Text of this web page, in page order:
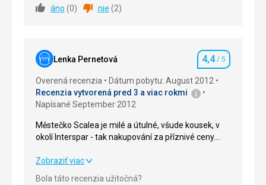
Ubytovanie
Služby 4,0/ 5
Cena 4,0
áno (0) nie (2)
Lenka Pernetová Hodnotenie
4,4/ 5
Overená recenzia
Dátum pobytu: August 2012
Recenzia vytvorená pred 3 a viac rokmi
Napísané September 2012
Městečko Scalea je milé a útulné, všude kousek, v
okolí Interspar - tak nakupování za příznivé ceny.
den nesvítilo sluníčko, tak jsme měli krásný stín i
přez den. Moře neskutečně čisté. Celkově jsem
Městečko Scalea je milé a útulné, všude kousek, v
okolí Interspar - tak nakupování za příznivé ceny.
Zobraziť viac
Bola táto recenzia užitočná?